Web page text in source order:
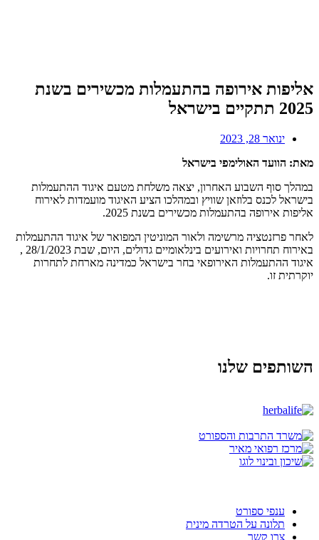
אליפות אירופה בהתעמלות מכשירים בשנת
2025 תתקיים בישראל
ינואר 28, 2023
מאת: הוועד האולימפי בישראל
במהלך סוף השבוע האחרון, יצאה משלחת מטעם איגוד ההתעמלות
בישראל לכנס בלוזאן שוויץ ובמהלכו הציע האיגוד מועמדות לאירוח
אליפות אירופה בהתעמלות מכשירים בשנת 2025.
לאחר פרזנטציה מרשימה ולאור המוניטין המפואר של איגוד ההתעמלות
באירוח תחרויות ואירועים בינלאומיים גדולים, היום, שבת 28/1/2023 ,
איגוד ההתעמלות האירופאי בחר בישראל כמדינה מארחת לתחרות
יוקרתית זו.
השותפים שלנו
ענפי ספורט
תלונה על הטרדה מינית
צרו קשר